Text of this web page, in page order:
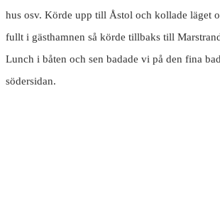
hus osv. Körde upp till Åstol och kollade läget
fullt i gästhamnen så körde tillbaks till
Lunch i båten och sen badade vi på den fina
södersidan.